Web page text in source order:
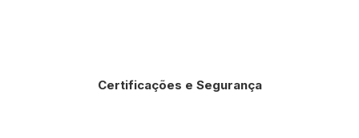
Certificações e Segurança